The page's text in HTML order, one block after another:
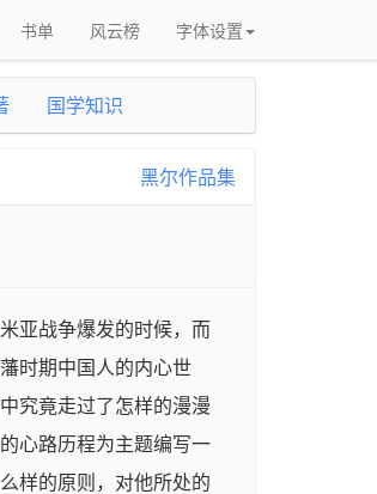
书单 风云榜 字体设置
国学知识
黑尔作品集
亚战争爆发的时候，而
时期中国人的内心世
究竟走过了怎样的漫漫
心路历程为主题编写一
样的原则，对他所处的